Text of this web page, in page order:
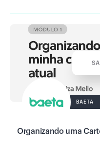
BAETA
Organizando uma